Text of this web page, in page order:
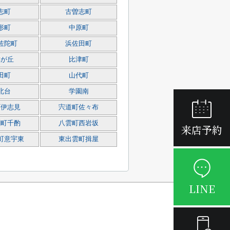
来店予約
LINE
町 古曽志町
町 中原町
陀町 浜佐田町
丘 比津町
町 山代町
台 学園南
志見 宍道町佐々布
千酌 八雲町西岩坂
意宇東 東出雲町揖屋